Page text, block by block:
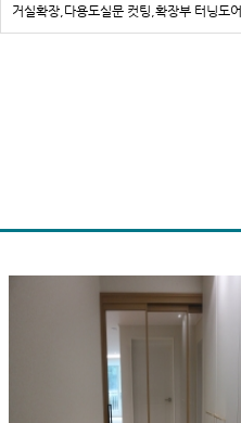
거실확장,다용도실문 컷팅,확장부 터닝도어